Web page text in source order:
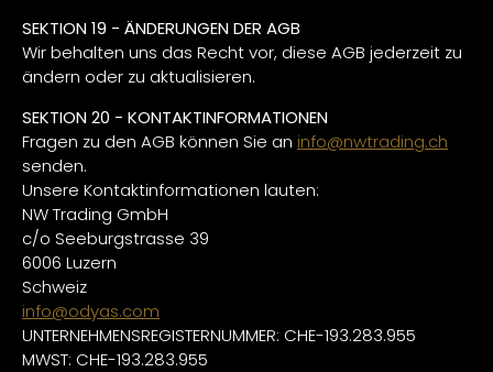
SEKTION 19 - ÄNDERUNGEN DER AGB
Wir behalten uns das Recht vor, diese AGB jederzeit zu
ändern oder zu aktualisieren.
SEKTION 20 - KONTAKTINFORMATIONEN
Fragen zu den AGB können Sie an info@nwtrading.ch
senden.
Unsere Kontaktinformationen lauten:
NW Trading GmbH
c/o Seeburgstrasse 39
6006 Luzern
Schweiz
info@odyas.com
UNTERNEHMENSREGISTERNUMMER: CHE-193.283.955
MWST: CHE-193.283.955